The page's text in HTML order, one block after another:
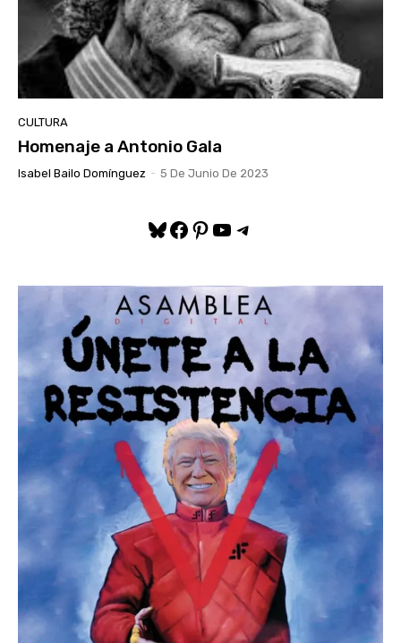
CULTURA
Homenaje a Antonio Gala
Isabel Bailo Domínguez - 5 De Junio De 2023
Bluesky
Facebook
Pinterest
YouTube
Telegram